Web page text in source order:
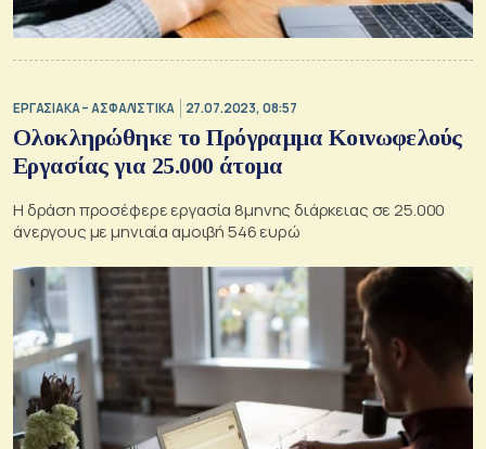
ΕΡΓΑΣΙΑΚΑ – ΑΣΦΑΛΙΣΤΙΚΑ 27.07.2023, 08:57
Ολοκληρώθηκε το Πρόγραμμα Κοινωφελούς
Εργασίας για 25.000 άτομα
Η δράση προσέφερε εργασία 8μηνης διάρκειας σε 25.000
άνεργους με μηνιαία αμοιβή 546 ευρώ